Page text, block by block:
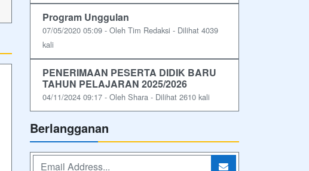
Program Unggulan
07/05/2020 05:09 - Oleh Tim Redaksi - Dilihat 4039
kali
PENERIMAAN PESERTA DIDIK BARU
TAHUN PELAJARAN 2025/2026
04/11/2024 09:17 - Oleh Shara - Dilihat 2610 kali
Berlangganan